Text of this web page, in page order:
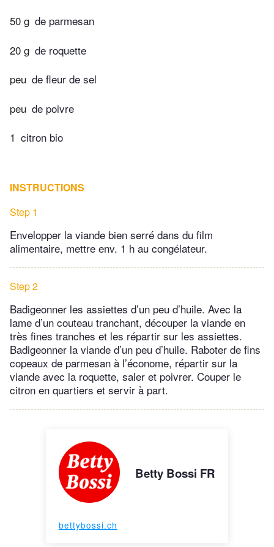
50 g de parmesan
20 g de roquette
peu de fleur de sel
peu de poivre
1 citron bio
INSTRUCTIONS
Step 1
Envelopper la viande bien serré dans du film
alimentaire, mettre env. 1 h au congélateur.
Step 2
Badigeonner les assiettes d’un peu d’huile. Avec la
lame d’un couteau tranchant, découper la viande en
très fines tranches et les répartir sur les assiettes.
Badigeonner la viande d’un peu d’huile. Raboter de fins
copeaux de parmesan à l’économe, répartir sur la
viande avec la roquette, saler et poivrer. Couper le
citron en quartiers et servir à part.
Betty Bossi FR
bettybossi.ch